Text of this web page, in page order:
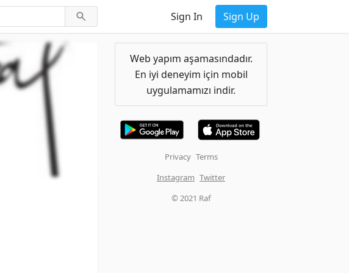
Sign In Sign Up
Web yapım aşamasındadır.
En iyi deneyim için mobil
uygulamamızı indir.
Privacy Terms
Instagram Twitter
© 2021 Raf